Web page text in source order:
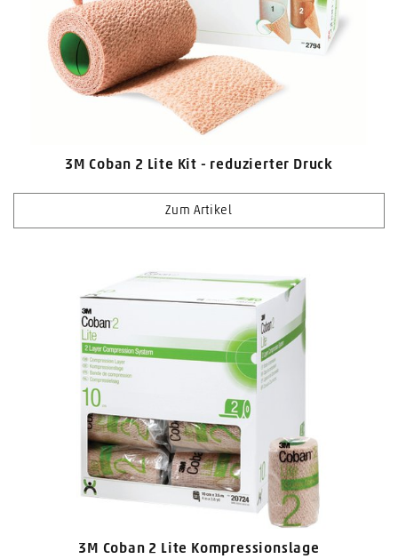
3M Coban 2 Lite Kit - reduzierter Druck
Zum Artikel
3M Coban 2 Lite Kompressionslage